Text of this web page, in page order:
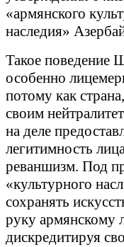
«армянского
наследия»
Такое поведение
особенно
потому как
своим
на деле
легитимность
реваншизм. Под
«культурного
сохранять
руку армянскому
дискредитируя